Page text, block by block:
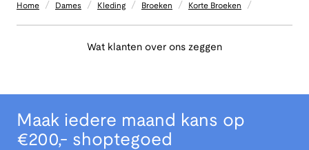
Home / Dames / Kleding / Broeken / Korte Broeken /
Wat klanten over ons zeggen
Maak iedere maand kans op
€200,- shoptegoed